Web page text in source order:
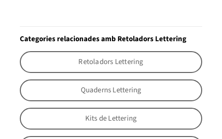
Categories relacionades amb Retoladors Lettering
Retoladors Lettering
Quaderns Lettering
Kits de Lettering